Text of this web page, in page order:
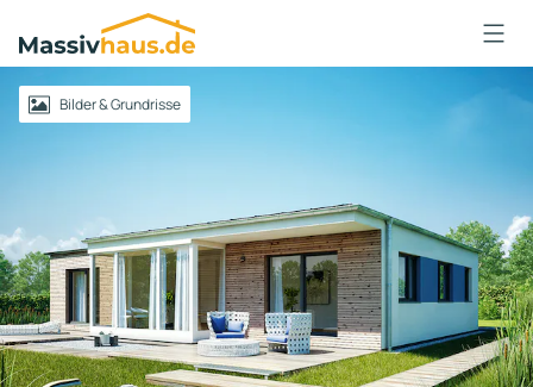
Massivhaus
Logo
AnmeldenBilder & Grundrisse